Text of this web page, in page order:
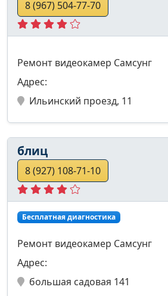
8 (967) 504-77-70
Ремонт видеокамер Самсунг
Адрес:
Ильинский проезд, 11
блиц
8 (927) 108-71-10
Бесплатная диагностика
Ремонт видеокамер Самсунг
Адрес:
большая садовая 141